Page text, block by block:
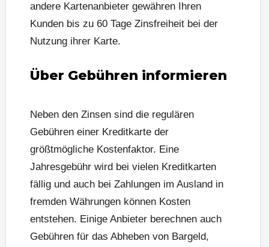
andere Kartenanbieter gewähren Ihren
Kunden bis zu 60 Tage Zinsfreiheit bei der
Nutzung ihrer Karte.
Über Gebühren informieren
Neben den Zinsen sind die regulären
Gebühren einer Kreditkarte der
größtmögliche Kostenfaktor. Eine
Jahresgebühr wird bei vielen Kreditkarten
fällig und auch bei Zahlungen im Ausland in
fremden Währungen können Kosten
entstehen. Einige Anbieter berechnen auch
Gebühren für das Abheben von Bargeld,